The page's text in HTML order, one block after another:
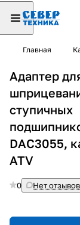
Главная
Адаптер
ступичных
DAC3055,
ATV
0 Нет отзывов